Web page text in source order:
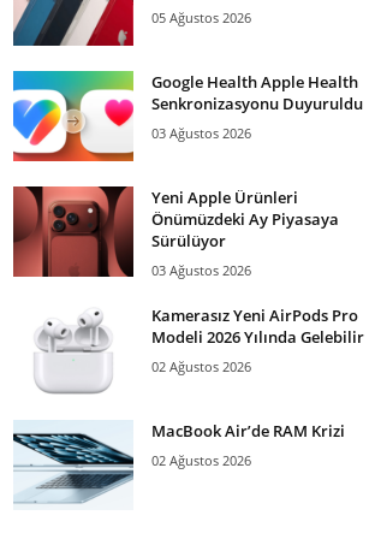
05 Ağustos 2026
Google Health Apple Health
Senkronizasyonu Duyuruldu
03 Ağustos 2026
Yeni Apple Ürünleri
Önümüzdeki Ay Piyasaya
Sürülüyor
03 Ağustos 2026
Kamerasız Yeni AirPods Pro
Modeli 2026 Yılında Gelebilir
02 Ağustos 2026
MacBook Air’de RAM Krizi
02 Ağustos 2026